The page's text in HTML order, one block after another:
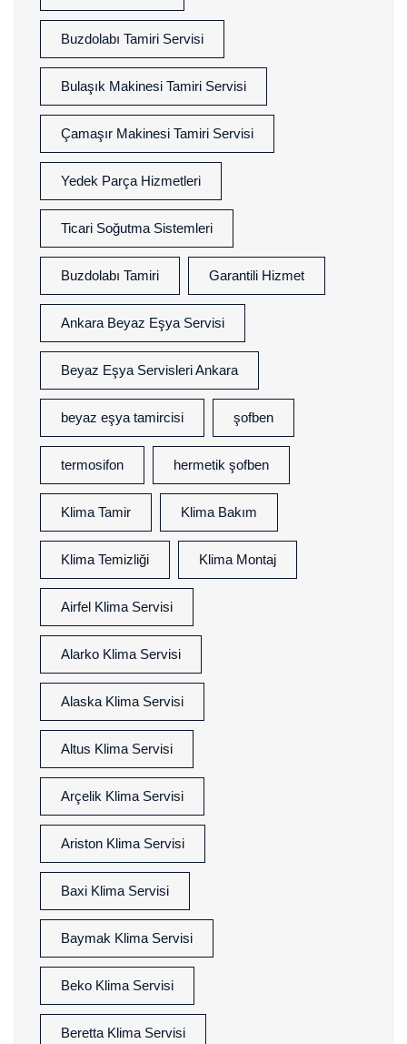
Buzdolabı Tamiri Servisi
Bulaşık Makinesi Tamiri Servisi
Çamaşır Makinesi Tamiri Servisi
Yedek Parça Hizmetleri
Ticari Soğutma Sistemleri
Buzdolabı Tamiri Garantili Hizmet
Ankara Beyaz Eşya Servisi
Beyaz Eşya Servisleri Ankara
beyaz eşya tamircisi şofben
termosifon hermetik şofben
Klima Tamir Klima Bakım
Klima Temizliği Klima Montaj
Airfel Klima Servisi
Alarko Klima Servisi
Alaska Klima Servisi
Altus Klima Servisi
Arçelik Klima Servisi
Ariston Klima Servisi
Baxi Klima Servisi
Baymak Klima Servisi
Beko Klima Servisi
Beretta Klima Servisi